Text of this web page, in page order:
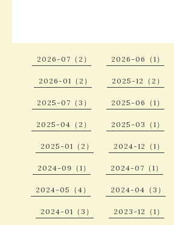
2026-07（2） 2026-06（1）
2026-01（2） 2025-12（2）
2025-07（3） 2025-06（1）
2025-04（2） 2025-03（1）
2025-01（2） 2024-12（1）
2024-09（1） 2024-07（1）
2024-05（4） 2024-04（3）
2024-01（3） 2023-12（1）